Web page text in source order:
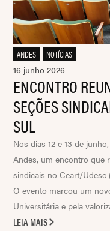
ANDES
NOTÍCIAS
16 junho 2026
ENCONTRO
SEÇÕES
SUL
Nos dias 12 e 13 de
Andes, um encontro que
sindicais no Ceart/
O evento marcou um
Universitária e pela
LEIA MAIS